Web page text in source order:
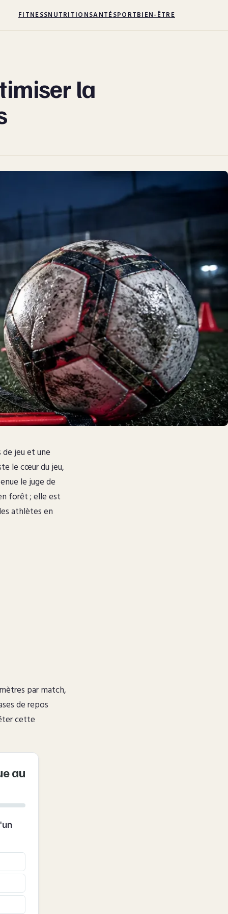
FITNESSNUTRITIONSANTÉSPORTBIEN-ÊTRE
la
jeu et une
le cœur du jeu,
le juge de
forêt ; elle est
athlètes en
par match,
de repos
cette
au